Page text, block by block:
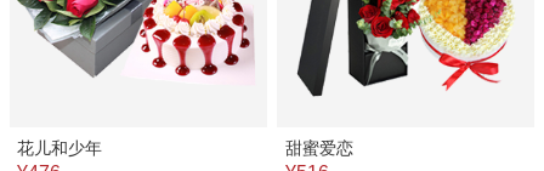
花儿和少年 甜蜜爱恋